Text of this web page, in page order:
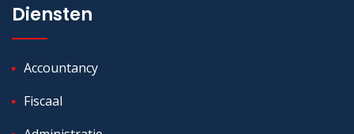
Diensten
Accountancy
Fiscaal